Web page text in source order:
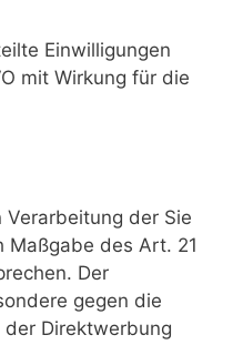
Einwilligungen
mit Wirkung für die
der Sie
des Art. 21
Der
gegen die
Direktwerbung